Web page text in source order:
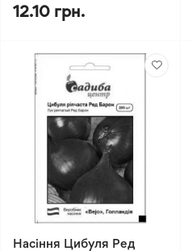
12.10 грн.
Насіння Цибуля Ред